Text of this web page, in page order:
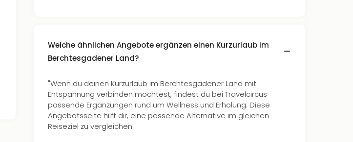
Welche ähnlichen Angebote ergänzen einen Kurzurlaub im
Berchtesgadener Land?
"Wenn du deinen Kurzurlaub im Berchtesgadener Land mit
Entspannung verbinden möchtest, findest du bei Travelcircus
passende Ergänzungen rund um Wellness und Erholung. Diese
Angebotsseite hilft dir, eine passende Alternative im gleichen
Reiseziel zu vergleichen: